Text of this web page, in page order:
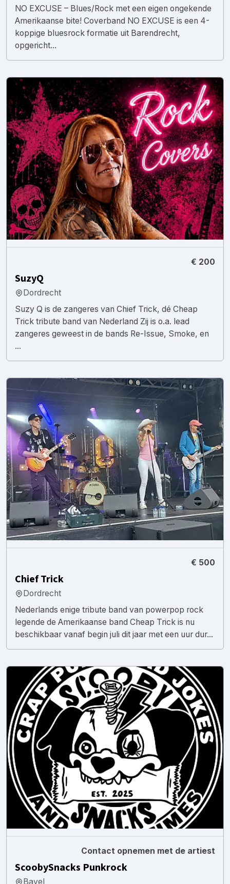
NO EXCUSE – Blues/Rock met een eigen ongekende
Amerikaanse bite! Coverband NO EXCUSE is een 4-
koppige bluesrock formatie uit Barendrecht,
opgericht...
€ 200
SuzyQ
Dordrecht
Suzy Q is de zangeres van Chief Trick, dé Cheap
Trick tribute band van Nederland Zij is o.a. lead
zangeres geweest in de bands Re-Issue, Smoke, en
...
€ 500
Chief Trick
Dordrecht
Nederlands enige tribute band van powerpop rock
legende de Amerikaanse band Cheap Trick is nu
beschikbaar vanaf begin juli dit jaar met een uur dur...
Contact opnemen met de artiest
ScoobySnacks Punkrock
Bavel